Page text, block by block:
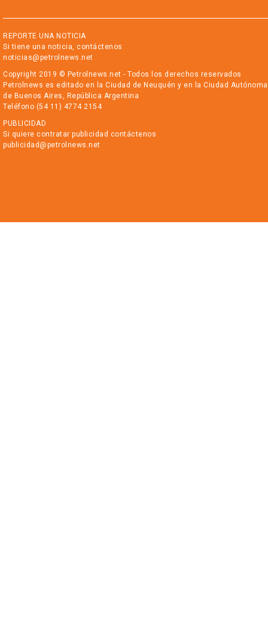
REPORTE UNA NOTICIA
Si tiene una noticia, contáctenos
noticias@petrolnews.net
Copyright 2019 © Petrolnews.net - Todos los derechos reservados
Petrolnews es editado en la Ciudad de Neuquén y en la Ciudad Autónoma
de Buenos Aires, República Argentina
Teléfono (54 11) 4774 2154
PUBLICIDAD
Si quiere contratar publicidad contáctenos
publicidad@petrolnews.net